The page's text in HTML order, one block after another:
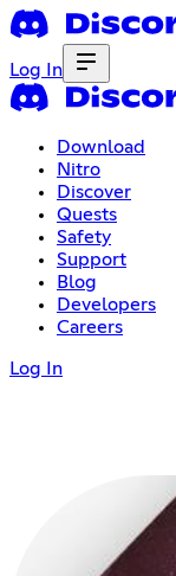
Log In
Download
Nitro
Discover
Quests
Safety
Support
Blog
Developers
Careers
Log In